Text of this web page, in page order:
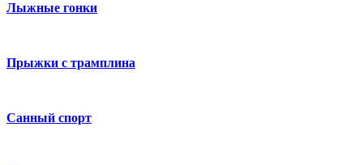
Лыжные гонки
Прыжки с трамплина
Санный спорт